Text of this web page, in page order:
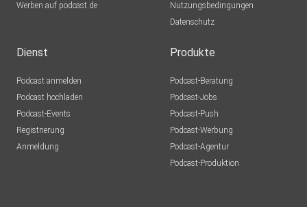
Werben auf podcast.de
Nutzungsbedingungen
Datenschutz
Dienst
Podcast anmelden
Podcast hochladen
Podcast-Events
Registrierung
Anmeldung
Produkte
Podcast-Beratung
Podcast-Jobs
Podcast-Push
Podcast-Werbung
Podcast-Agentur
Podcast-Produktion